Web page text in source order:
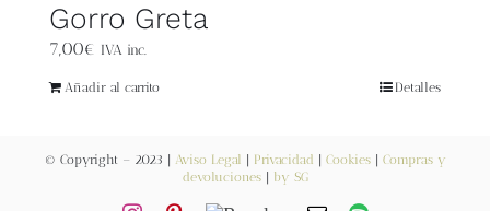
Contacto
Gorro Greta
7,00€ IVA inc.
Añadir al carrito Detalles
© Copyright – 2023 | Aviso Legal Privacidad Cookies| Compras y
devoluciones| by SG